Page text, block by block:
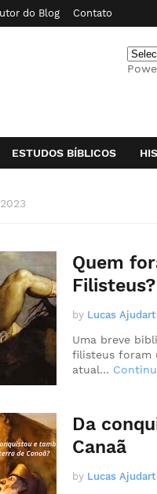
do Blog Contato
ESTUDOS BÍBLICOS
Quem
Filisteus?
by Lucas
Uma breve
filisteus foram
atual…
Da
Canaã
by Lucas